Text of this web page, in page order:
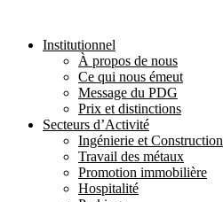
Institutionnel
À propos de nous
Ce qui nous émeut
Message du PDG
Prix et distinctions
Secteurs d’Activité
Ingénierie et Construction
Travail des métaux
Promotion immobilière
Hospitalité